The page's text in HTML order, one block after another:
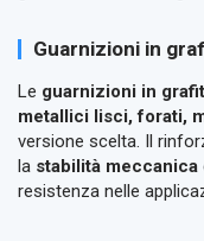
Guarnizioni in
Le guarnizioni in
metallici lisci, forati,
versione scelta. Il
la stabilità meccanica
resistenza nelle